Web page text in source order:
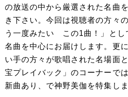
の放送の中から厳選された名曲
き下さい。今回は視聴者の方々
う一度みたい この1曲！」とし
名曲を中心にお届けします。更
い手の方々が歌唱された名場面
宝プレイバック」のコーナーで
新曲あり、で神野美伽を特集しま